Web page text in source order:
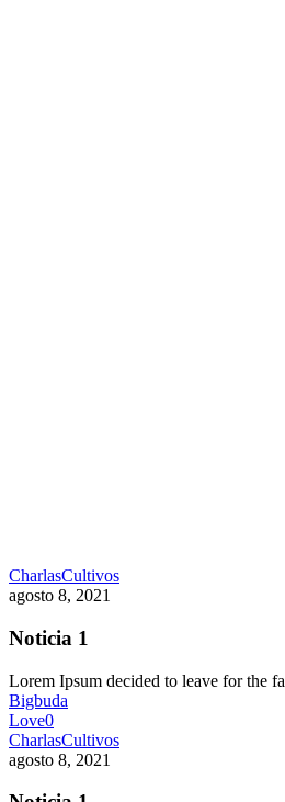
CharlasCultivos
agosto 8, 2021
Noticia 1
Lorem Ipsum decided to leave for the
Bigbuda
Love0
CharlasCultivos
agosto 8, 2021